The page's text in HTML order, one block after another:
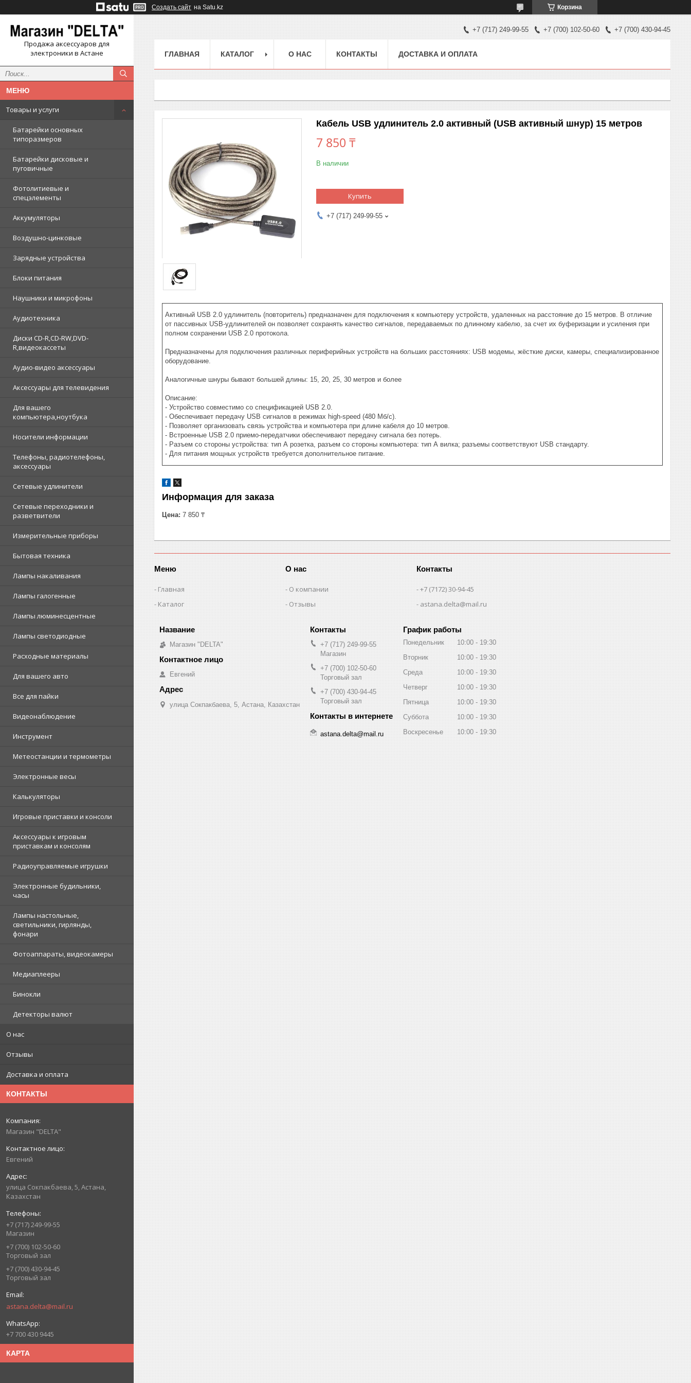
Создать сайт на Satu.kz Корзина
Продажа аксессуаров для
электроники в Астане
Товары и услуги
Батарейки основных
типоразмеров
Батарейки дисковые и
пуговичные
Фотолитиевые и
спецэлементы
Аккумуляторы
Воздушно-цинковые
Зарядные устройства
Блоки питания
Наушники и микрофоны
Аудиотехника
Диски CD-R,CD-RW,DVD-
R,видеокассеты
Аудио-видео аксессуары
Аксессуары для телевидения
Для вашего
компьютера,ноутбука
Носители информации
Телефоны, радиотелефоны,
аксессуары
Сетевые удлинители
Сетевые переходники и
разветвители
Измерительные приборы
Бытовая техника
Лампы накаливания
Лампы галогенные
Лампы люминесцентные
Лампы светодиодные
Расходные материалы
Для вашего авто
Все для пайки
Видеонаблюдение
Инструмент
Метеостанции и термометры
Электронные весы
Калькуляторы
Игровые приставки и консоли
Аксессуары к игровым
приставкам и консолям
Радиоуправляемые игрушки
Электронные будильники,
часы
Лампы настольные,
светильники, гирлянды,
фонари
Фотоаппараты, видеокамеры
Медиаплееры
Бинокли
Детекторы валют
О нас
Отзывы
Доставка и оплата
КОНТАКТЫ
Магазин "DELTA"
Евгений
улица Сокпакбаева, 5, Астана,
Казахстан
+7 (717) 249-99-55
Магазин
+7 (700) 102-50-60
Торговый зал
+7 (700) 430-94-45
Торговый зал
astana.delta@mail.ru
+7 700 430 9445
КАРТА
+7 (717) 249-99-55 +7 (700) 102-50-60 +7 (700) 430-94-45
ГЛАВНАЯ КАТАЛОГ О НАС КОНТАКТЫ ДОСТАВКА И ОПЛАТА
Кабель USB удлинитель 2.0 активный (USB активный шнур) 15 метров
7 850 ₸
В наличии
Купить
+7 (717) 249-99-55
Активный USB 2.0 удлинитель (повторитель) предназначен для подключения к компьютеру устройств, удаленных на расстояние до 15 метров. В отличие
от пассивных USB-удлинителей он позволяет сохранять качество сигналов, передаваемых по длинному кабелю, за счет их буферизации и усиления при
полном сохранении USB 2.0 протокола.
Предназначены для подключения различных периферийных устройств на больших расстояниях: USB модемы, жёсткие диски, камеры, специализированное
оборудование.
Аналогичные шнуры бывают большей длины: 15, 20, 25, 30 метров и более
Описание:
- Устройство совместимо со спецификацией USB 2.0.
- Обеспечивает передачу USB сигналов в режимах high-speed (480 Мб/c).
- Позволяет организовать связь устройства и компьютера при длине кабеля до 10 метров.
- Встроенные USB 2.0 приемо-передатчики обеспечивают передачу сигнала без потерь.
- Разъем со стороны устройства: тип А розетка, разъем со стороны компьютера: тип А вилка; разъемы соответствуют USB стандарту.
- Для питания мощных устройств требуется дополнительное питание.
Информация для заказа
Цена: 7 850 ₸
Меню
Главная
Каталог
О нас
О компании
Отзывы
Контакты
+7 (7172) 30-94-45
astana.delta@mail.ru
Магазин "DELTA"
Евгений
улица Сокпакбаева, 5, Астана, Казахстан
+7 (717) 249-99-55
Магазин
+7 (700) 102-50-60
Торговый зал
+7 (700) 430-94-45
Торговый зал
astana.delta@mail.ru
График работы
Понедельник 10:00
19:30
Вторник
10:00
19:30
Среда
10:00
19:30
Четверг
10:00
19:30
Пятница
10:00
19:30
Суббота
10:00
19:30
Воскресенье
10:00 19:30